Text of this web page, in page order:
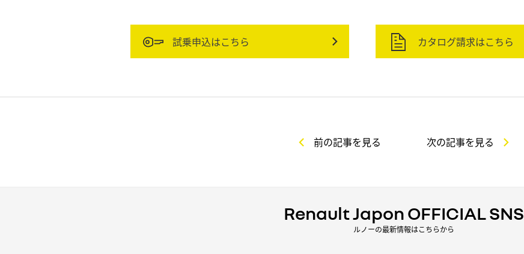
試乗申込はこちら カタログ請求はこちら
前の記事を見る 次の記事を見る
Renault Japon OFFICIAL SNS
ルノーの最新情報はこちらから